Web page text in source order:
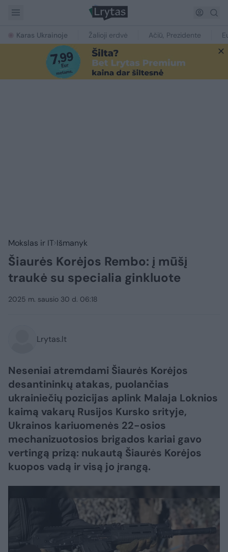
Karas Ukrainoje Žalioji erdvė Ačiū, Prezidente
Mokslas ir IT Išmanyk
Šiaurės Korėjos Rembo: į mūšį
traukė su specialia ginkluote
2025 m. sausio 30 d. 06:18
Lrytas.lt
Neseniai atremdami Šiaurės Korėjos
desantininkų atakas, puolančias
ukrainiečių pozicijas aplink Malaja Loknios
kaimą vakarų Rusijos Kursko srityje,
Ukrainos kariuomenės 22-osios
mechanizuotosios brigados kariai gavo
vertingą prizą: nukautą Šiaurės Korėjos
kuopos vadą ir visą jo įrangą.